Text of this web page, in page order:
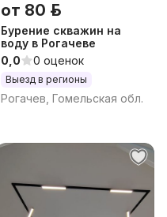
от 80 р.
Бурение скважин на
воду в Рогачеве
0,0
0 оценок
Выезд в регионы
Рогачев, Гомельская обл.